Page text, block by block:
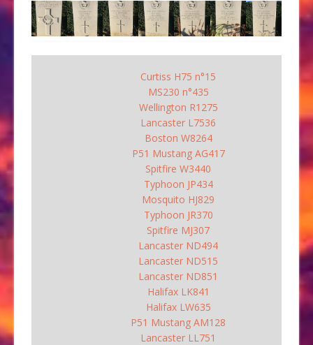
Curtiss H75 n°15
MS230 n°435
Wellington R1275
Lancaster L7536
Boston W8264
P51 Mustang AG417
Spitfire W3440
Typhoon JP434
Mosquito HJ829
Typhoon JR370
Spitfire MJ307
Lancaster ND494
Lancaster ND515
Lancaster ND851
Halifax LK841
Halifax LW635
P51 Mustang AM128
Lancaster LL751